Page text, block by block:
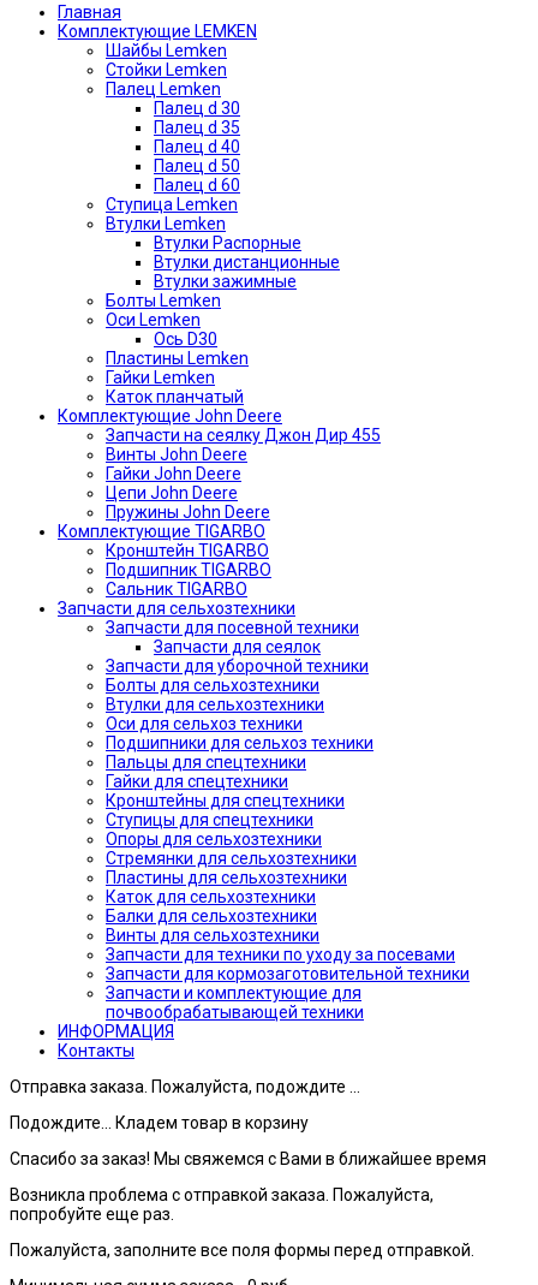
Главная
Комплектующие LEMKEN
Шайбы Lemken
Стойки Lemken
Палец Lemken
Палец d 30
Палец d 35
Палец d 40
Палец d 50
Палец d 60
Ступица Lemken
Втулки Lemken
Втулки Распорные
Втулки дистанционные
Втулки зажимные
Болты Lemken
Оси Lemken
Ось D30
Пластины Lemken
Гайки Lemken
Каток планчатый
Комплектующие John Deere
Запчасти на сеялку Джон Дир 455
Винты John Deere
Гайки John Deere
Цепи John Deere
Пружины John Deere
Комплектующие TIGARBO
Кронштейн TIGARBO
Подшипник TIGARBO
Сальник TIGARBO
Запчасти для сельхозтехники
Запчасти для посевной техники
Запчасти для сеялок
Запчасти для уборочной техники
Болты для сельхозтехники
Втулки для сельхозтехники
Оси для сельхоз техники
Подшипники для сельхоз техники
Пальцы для спецтехники
Гайки для спецтехники
Кронштейны для спецтехники
Ступицы для спецтехники
Опоры для сельхозтехники
Стремянки для сельхозтехники
Пластины для сельхозтехники
Каток для сельхозтехники
Балки для сельхозтехники
Винты для сельхозтехники
Запчасти для техники по уходу за посевами
Запчасти для кормозаготовительной техники
Запчасти и комплектующие для
почвообрабатывающей техники
ИНФОРМАЦИЯ
Контакты
Отправка заказа. Пожалуйста, подождите ...
Подождите... Кладем товар в корзину
Спасибо за заказ! Мы свяжемся с Вами в ближайшее время
Возникла проблема с отправкой заказа. Пожалуйста,
попробуйте еще раз.
Пожалуйста, заполните все поля формы перед отправкой.